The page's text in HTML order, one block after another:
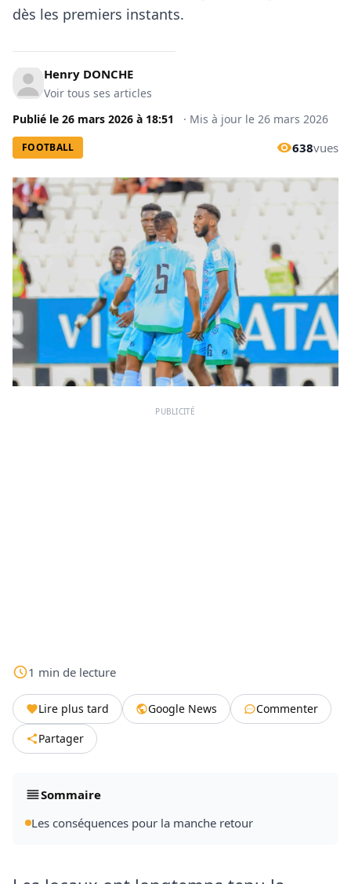
dès les premiers instants.
Henry DONCHE
Voir tous ses articles
Publié le 26 mars 2026 à 18:51 · Mis à jour le 26 mars 2026
FOOTBALL 638vues
PUBLICITÉ
1 min de lecture
Lire plus tard Google News
Commenter
Partager
Sommaire
Les conséquences pour la manche retour